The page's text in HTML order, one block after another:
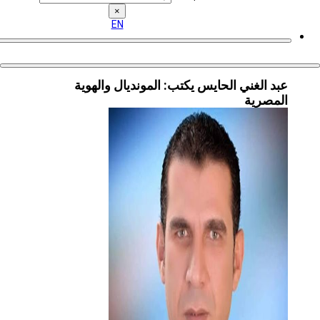
عبد الغني الحايس يكتب: المونديال والهوية
المصرية